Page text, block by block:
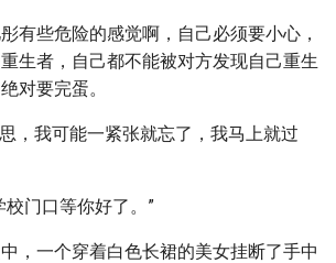
有些危险的感觉啊，自己必须要小心，
生者，自己都不能被对方发现自己重生
对要完蛋。
思，我可能一紧张就忘了，我马上就过
校门口等你好了。”
，一个穿着白色长裙的美女挂断了手中